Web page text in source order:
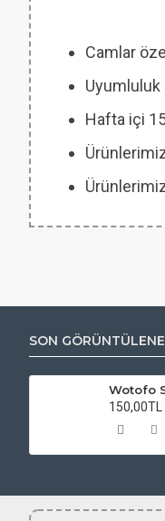
Camlar
Uyumluluk
Hafta içi
SON
150,00TL